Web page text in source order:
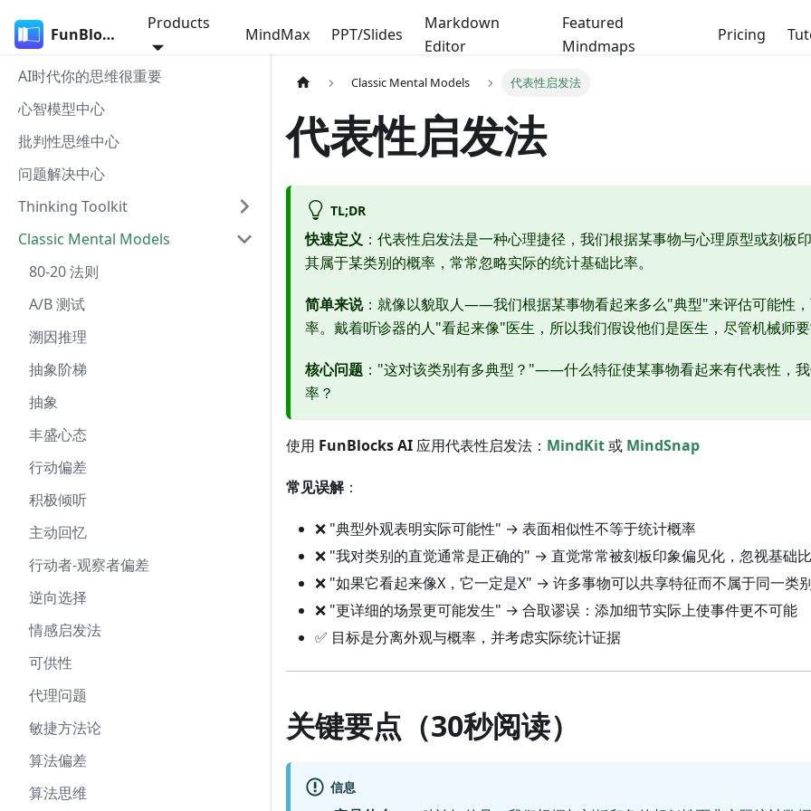
FunBlocks
Products
MindMax PPT/Slides
Markdown
Editor
Featured
Mindmaps
Pricing
AI时代你的思维很重要
心智模型中心
批判性思维中心
问题解决中心
Thinking Toolkit
Classic Mental Models
80-20 法则
A/B 测试
溯因推理
抽象阶梯
抽象
丰盛心态
行动偏差
积极倾听
主动回忆
行动者-观察者偏差
逆向选择
情感启发法
可供性
代理问题
敏捷方法论
算法偏差
算法思维
Classic Mental Models 代表性启发法
代表性启发法
TL;DR
快速定义 ：代表性启发法是一种心理捷径，我们根据某事物与心理原型或刻板
其属于某类别的概率，常常忽略实际的统计基础比率。
简单来说：就像以貌取人——我们根据某事物看起来多么"典型"来评估可能性
率。戴着听诊器的人"看起来像"医生，所以我们假设他们是医生，尽管机械师
核心问题 ："这对该类别有多典型？"——什么特征使某事物看起来有代表性，
率？
使用 FunBlocks AI 应用代表性启发法： MindKit或 MindSnap
常见误解：
❌ "典型外观表明实际可能性" → 表面相似性不等于统计概率
❌ "我对类别的直觉通常是正确的" → 直觉常常被刻板印象偏见化，忽视基础
❌ "如果它看起来像X，它一定是X" → 许多事物可以共享特征而不属于同一类
❌ "更详细的场景更可能发生" → 合取谬误：添加细节实际上使事件更不可能
✅ 目标是分离外观与概率，并考虑实际统计证据
关键要点（30秒阅读）
信息